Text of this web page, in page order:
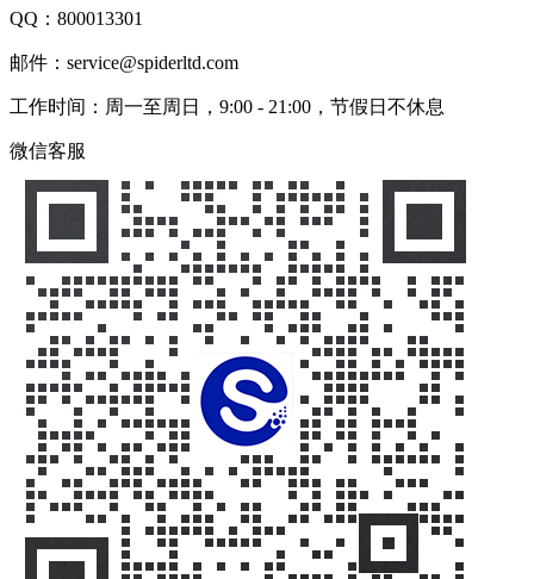
QQ： 800013301
邮件：service@spiderltd.com
工作时间：周一至周日，9:00 - 21:00，节假日不休息
微信客服